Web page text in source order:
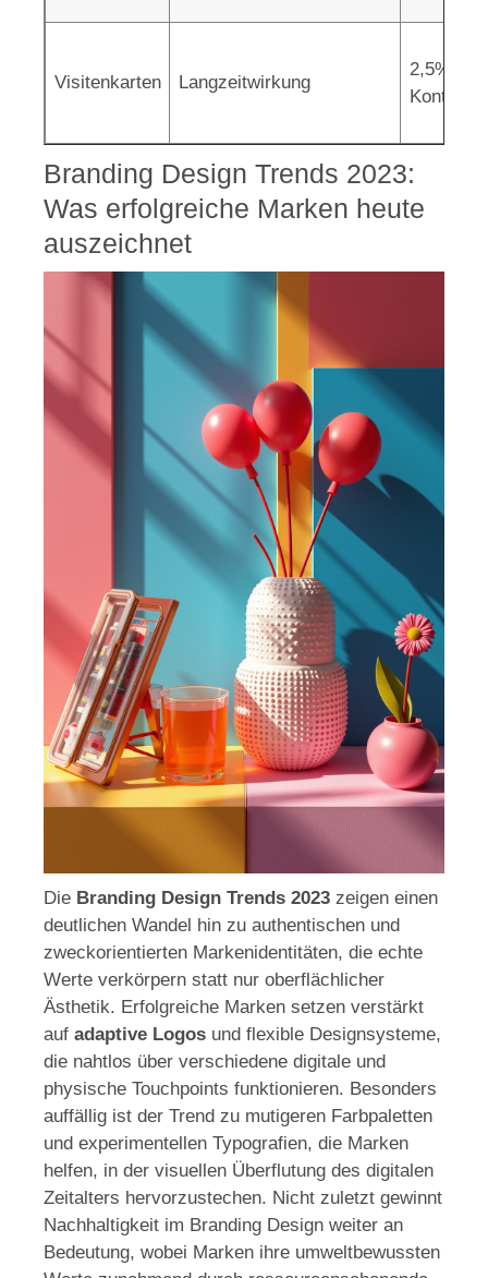
Visitenkarten Langzeitwirkung
2,5%
Branding Design Trends 2023:
Was erfolgreiche Marken heute
auszeichnet
Die Branding Design Trends 2023 zeigen einen
deutlichen Wandel hin zu authentischen und
zweckorientierten Markenidentitäten, die echte
Werte verkörpern statt nur oberflächlicher
Ästhetik. Erfolgreiche Marken setzen verstärkt
auf adaptive Logos und flexible Designsysteme,
die nahtlos über verschiedene digitale und
physische Touchpoints funktionieren. Besonders
auffällig ist der Trend zu mutigeren Farbpaletten
und experimentellen Typografien, die Marken
helfen, in der visuellen Überflutung des digitalen
Zeitalters hervorzustechen. Nicht zuletzt gewinnt
Nachhaltigkeit im Branding Design weiter an
Bedeutung, wobei Marken ihre umweltbewussten